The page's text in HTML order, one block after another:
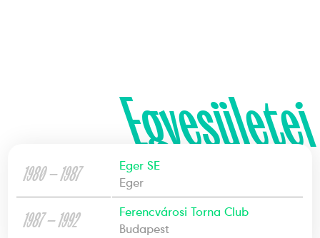
Egyesületei
1980 — 1987
Eger SE
Eger
1987 — 1992
Ferencvárosi Torna Club
Budapest